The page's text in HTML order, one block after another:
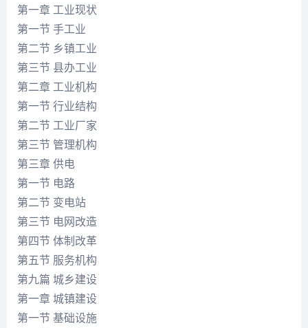
第一章 工业现状
第一节 手工业
第二节 乡镇工业
第三节 县办工业
第二章 工业机构
第一节 行业结构
第二节 工业厂家
第三节 管理机构
第三章 供电
第一节 电路
第二节 变电站
第三节 电网改造
第四节 体制改革
第五节 服务机构
第九篇 城乡建设
第一章 城镇建设
第一节 基础设施